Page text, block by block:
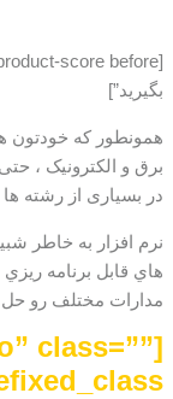
بگیرید”]
همونطور که خودتون
برق و الکترونيک ،
در بسیاری از رشته
هاي قابل برنامه
مدارات مختلف رو حل
class=””